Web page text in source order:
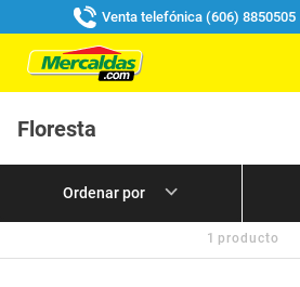
Venta telefónica (606) 8850505
Floresta
1 producto